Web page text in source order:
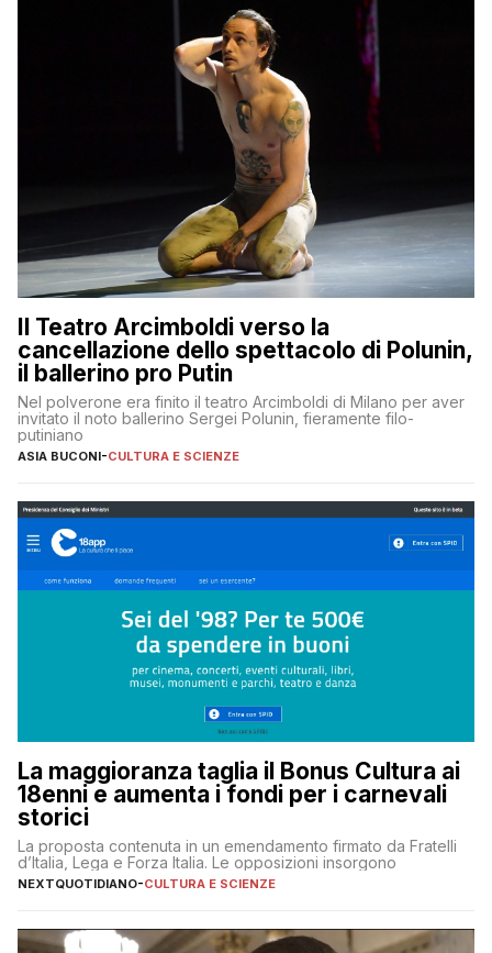
Il Teatro Arcimboldi verso la
cancellazione dello spettacolo di Polunin,
il ballerino pro Putin
Nel polverone era finito il teatro Arcimboldi di Milano per aver
invitato il noto ballerino Sergei Polunin, fieramente filo-
putiniano
ASIA BUCONI-CULTURA E SCIENZE
La maggioranza taglia il Bonus Cultura ai
18enni e aumenta i fondi per i carnevali
storici
La proposta contenuta in un emendamento firmato da Fratelli
d’Italia, Lega e Forza Italia. Le opposizioni insorgono
NEXTQUOTIDIANO-CULTURA E SCIENZE